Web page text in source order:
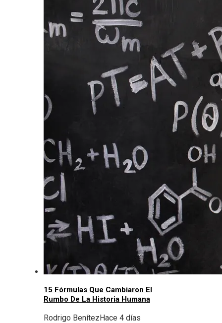
15 Fórmulas Que Cambiaron El
Rumbo De La Historia Humana
Rodrigo BenítezHace 4 días